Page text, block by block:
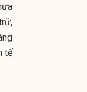
tế